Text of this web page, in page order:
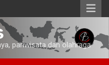
pariwisata dan olahraga